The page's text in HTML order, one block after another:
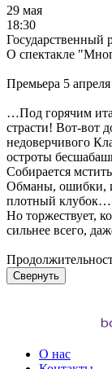
29 мая
18:30
Государственный
О спектакле
Премьера 5
…Под горячим
страсти! Вот-вот
недоверчивого
остроты
Собирается
Обманы, ошибки,
плотный клубок…
Но торжествует,
сильнее всего,
Свернуть
О нас